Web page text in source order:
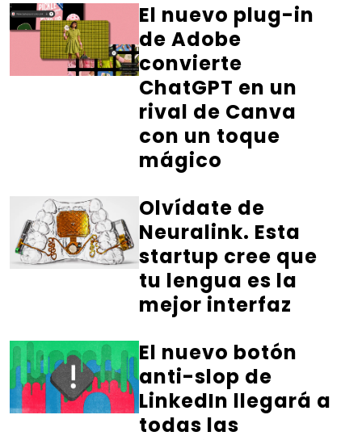
El nuevo plug-in
de Adobe
convierte
ChatGPT en un
rival de Canva
con un toque
mágico
Olvídate de
Neuralink. Esta
startup cree que
tu lengua es la
mejor interfaz
El nuevo botón
anti-slop de
LinkedIn llegará a
todas las